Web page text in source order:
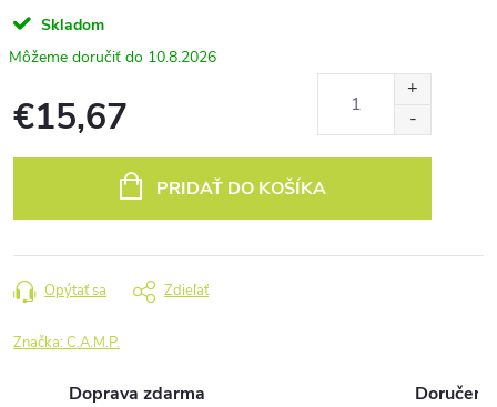
Skladom
10.8.2026
€15,67
PRIDAŤ DO KOŠÍKA
Opýtať sa Zdieľať
Značka:C.A.M.P.
Doprava zdarma